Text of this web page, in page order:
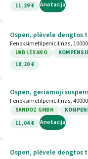
11,29 €
Anotacija
Ospen, plėvele dengtos
Fenoksimetilpenicilinas,
UAB LEX ANO
10,20 €
Ospen, geriamoji
Fenoksimetilpenicilinas,
SANDOZ GMBH
11,04 €
Anotacija
Ospen, plėvele dengtos